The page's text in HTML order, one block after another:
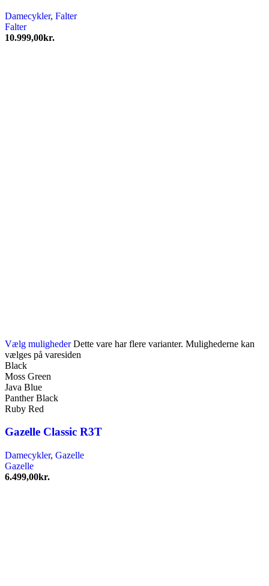
Damecykler, Falter
Falter
10.999,00kr.
Vælg muligheder Dette vare har flere varianter. Mulighederne kan
vælges på varesiden
Black
Moss Green
Java Blue
Panther Black
Ruby Red
Gazelle Classic R3T
Damecykler, Gazelle
Gazelle
6.499,00kr.